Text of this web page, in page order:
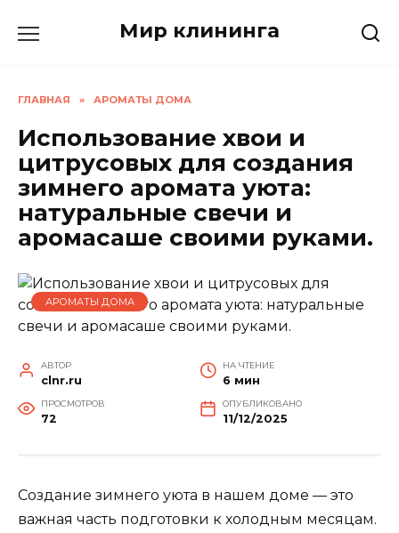
Мир клининга
ГЛАВНАЯ » АРОМАТЫ ДОМА
Использование хвои и
цитрусовых для создания
зимнего аромата уюта:
натуральные свечи и
аромасаше своими руками.
АРОМАТЫ ДОМА
АВТОР
clnr.ru
НА ЧТЕНИЕ
6 мин
ПРОСМОТРОВ
72
ОПУБЛИКОВАНО
11/12/2025
Создание зимнего уюта в нашем доме — это
важная часть подготовки к холодным месяцам.